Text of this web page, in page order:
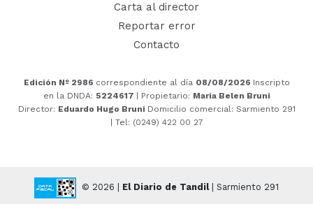
Carta al director
Reportar error
Contacto
Edición Nº 2986 correspondiente al día 08/08/2026 Inscripto
en la DNDA: 5224617 | Propietario: María Belen Bruni
Director: Eduardo Hugo Bruni Domicilio comercial: Sarmiento 291
| Tel: (0249) 422 00 27
© 2026 | El Diario de Tandil| Sarmiento 291